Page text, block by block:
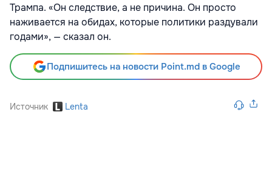
Трампа. «Он следствие, а не причина. Он просто
наживается на обидах, которые политики раздували
годами», — сказал он.
Подпишитесь на новости Point.md в Google
Источник Lenta